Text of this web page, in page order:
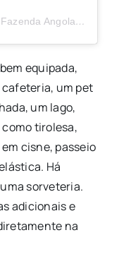
Uma publicação compartilhada por Fazenda Angolana (@fazendaangolana)
equipada,
um pet
um lago,
tirolesa,
cisne, passeio
Há
sorveteria.
adicionais e
na